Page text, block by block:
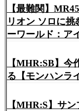
【最難関】
リオン ソロに
ーワールド：ア
【MHR:SB】今
る【モンハンラ
【MHR:S】サ